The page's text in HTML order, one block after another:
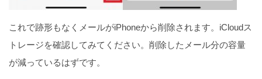
これで跡形もなくメールがiPhoneから削除されます。iCloudス
トレージを確認してみてください。削除したメール分の容量
が減っているはずです。